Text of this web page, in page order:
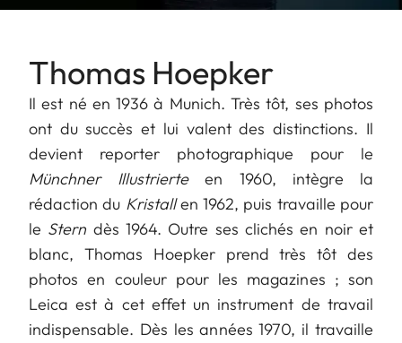
Thomas Hoepker
Il est né en 1936 à Munich. Très tôt, ses photos
ont du succès et lui valent des distinctions. Il
devient reporter photographique pour le
Münchner Illustrierteen 1960, intègre la
rédaction du Kristallen 1962, puis travaille pour
le Stern dès 1964. Outre ses clichés en noir et
blanc, Thomas Hoepker prend très tôt des
photos en couleur pour les magazines ; son
Leica est à cet effet un instrument de travail
indispensable. Dès les années 1970, il travaille